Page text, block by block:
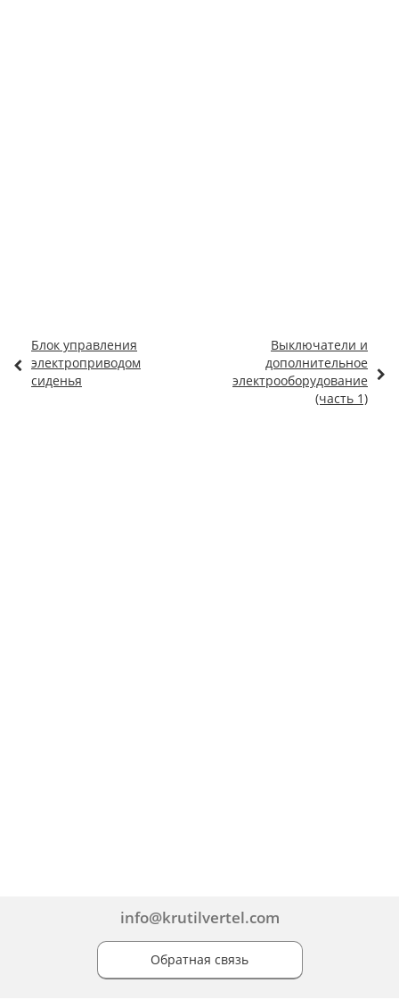
Блок управления
электроприводом
сиденья
Выключатели и
дополнительное
электрооборудование
(часть 1)
info@krutilvertel.com
Обратная связь